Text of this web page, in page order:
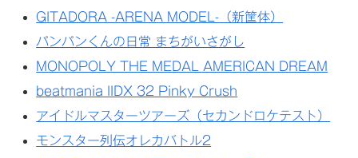
GITADORA -ARENA MODEL-（新筐体）
パンパンくんの日常 まちがいさがし
MONOPOLY THE MEDAL AMERICAN DREAM
beatmania IIDX 32 Pinky Crush
アイドルマスターツアーズ（セカンドロケテスト）
モンスター列伝オレカバトル2